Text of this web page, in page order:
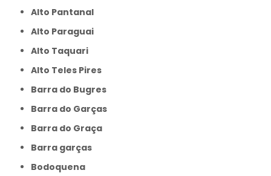
Alto Pantanal
Alto Paraguai
Alto Taquari
Alto Teles Pires
Barra do Bugres
Barra do Garças
Barra do Graça
Barra garças
Bodoquena